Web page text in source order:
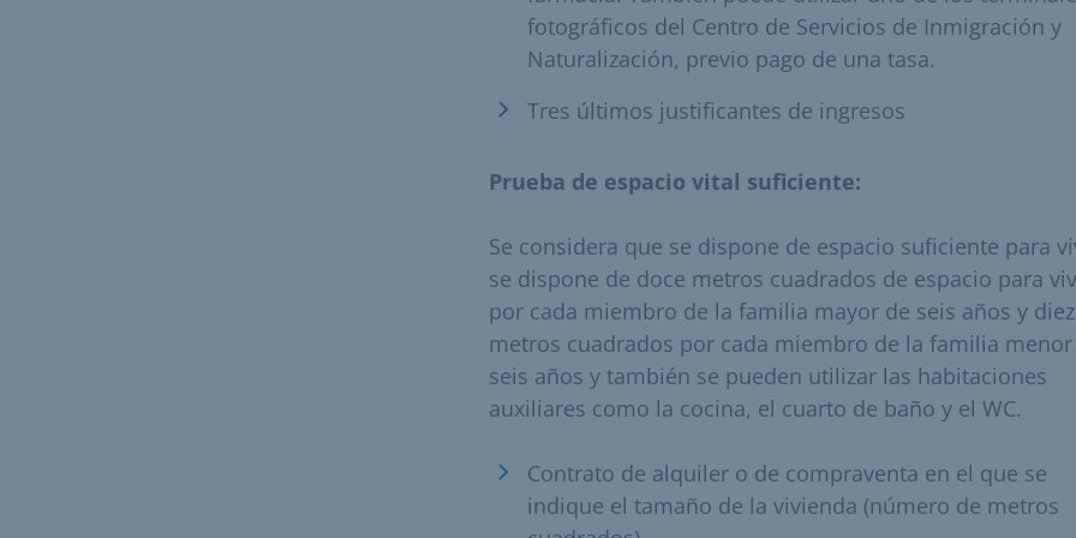
fotográficos del Centro de Servicios de Inmigración y
Naturalización, previo pago de una tasa.
Tres últimos justificantes de ingresos
Prueba de espacio vital suficiente:
Se considera que se dispone de espacio suficiente para
se dispone de doce metros cuadrados de espacio para
por cada miembro de la familia mayor de seis años y diez
metros cuadrados por cada miembro de la familia menor
seis años y también se pueden utilizar las habitaciones
auxiliares como la cocina, el cuarto de baño y el WC.
Contrato de alquiler o de compraventa en el que se
indique el tamaño de la vivienda (número de metros